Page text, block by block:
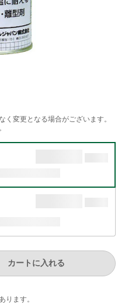
変更となる場合がございます。
カートに入れる
ります。